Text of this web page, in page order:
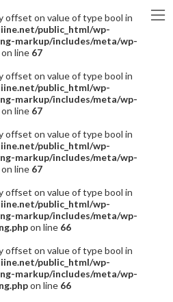
offset on value of type bool in
public_html/wp-
markup/includes/meta/wp-
on line 67
offset on value of type bool in
public_html/wp-
markup/includes/meta/wp-
on line 67
offset on value of type bool in
public_html/wp-
markup/includes/meta/wp-
on line 67
offset on value of type bool in
public_html/wp-
markup/includes/meta/wp-
on line 66
offset on value of type bool in
public_html/wp-
markup/includes/meta/wp-
on line 66